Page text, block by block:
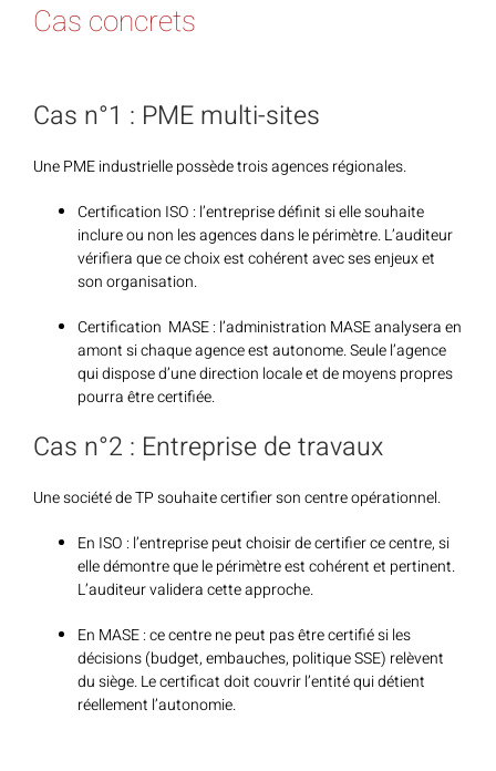
Cas concrets
Cas n°1 : PME multi-sites
Une PME industrielle possède trois agences régionales.
Certification ISO : l’entreprise définit si elle souhaite
inclure ou non les agences dans le périmètre. L’auditeur
vérifiera que ce choix est cohérent avec ses enjeux et
son organisation.
Certification MASE : l’administration MASE analysera en
amont si chaque agence est autonome. Seule l’agence
qui dispose d’une direction locale et de moyens propres
pourra être certifiée.
Cas n°2 : Entreprise de travaux
Une société de TP souhaite certifier son centre opérationnel.
En ISO : l’entreprise peut choisir de certifier ce centre, si
elle démontre que le périmètre est cohérent et pertinent.
L’auditeur validera cette approche.
En MASE : ce centre ne peut pas être certifié si les
décisions (budget, embauches, politique SSE) relèvent
du siège. Le certificat doit couvrir l’entité qui détient
réellement l’autonomie.